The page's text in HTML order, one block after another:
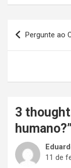
Navegação
de
Pergunte ao
3
humano?”
11 de